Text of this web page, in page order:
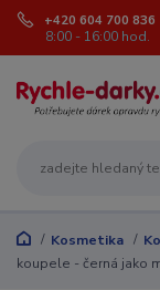
+420 604 700 836
8:00 - 16:00 hod.
Kosmetika
koupele - černá jako